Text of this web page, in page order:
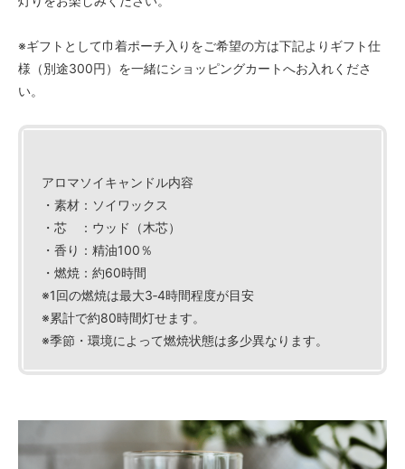
※ギフトとして巾着ポーチ入りをご希望の方は下記よりギフト仕
様（別途300円）を一緒にショッピングカートへお入れくださ
い。
アロマソイキャンドル内容
・素材：ソイワックス
・芯 ：ウッド（木芯）
・香り：精油100％
・燃焼：約60時間
※1回の燃焼は最大3‐4時間程度が目安
※累計で約80時間灯せます。
※季節・環境によって燃焼状態は多少異なります。